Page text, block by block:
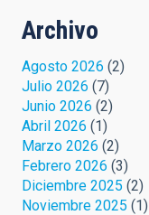
Archivo
Agosto 2026 (2)
Julio 2026 (7)
Junio 2026 (2)
Abril 2026 (1)
Marzo 2026 (2)
Febrero 2026 (3)
Diciembre 2025 (2)
Noviembre 2025 (1)